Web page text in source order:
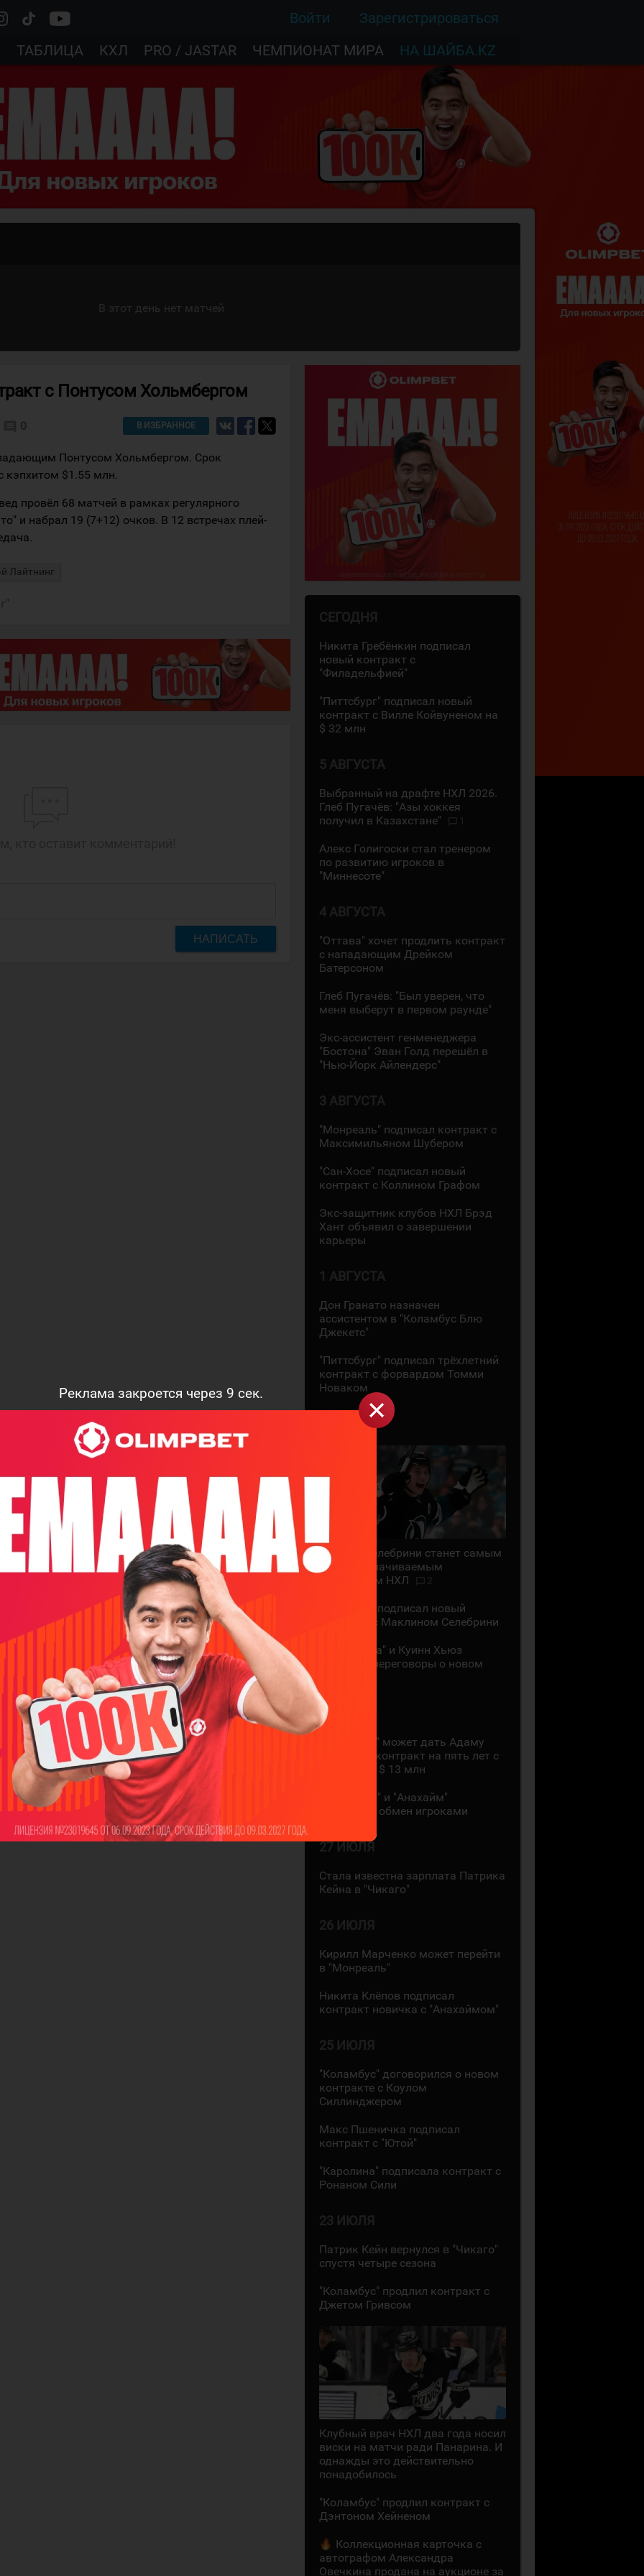
Реклама закроется через 8 сек.
Войти
Зарегистрироваться
ТАБЛИЦА КХЛ PRO / JASTAR ЧЕМПИОНАТ МИРА НА ШАЙБА.KZ
В этот день нет матчей
с Понтусом Хольмбергом
0 В ИЗБРАННОЕ
Понтусом Хольмбергом. Срок
кэпхитом $1.55 млн.
провёл 68 матчей в рамках регулярного
и набрал 19 (7+12) очков. В 12 встречах плей-
Лайтнинг
НАПИСАТЬ
СЕГОДНЯ
Никита Гребёнкин подписал
новый контракт с
"Филадельфией"
"Питтсбург" подписал новый
контракт с Вилле Койвуненом на
$ 32 млн
5 АВГУСТА
Выбранный на драфте НХЛ 2026.
Глеб Пугачёв: "Азы хоккея
получил в Казахстане"
Алекс Голигоски стал тренером
по развитию игроков в
"Миннесоте"
4 АВГУСТА
"Оттава" хочет продлить контракт
с нападающим Дрейком
Батерсоном
Глеб Пугачёв: "Был уверен, что
меня выберут в первом раунде"
Экс-ассистент генменеджера
"Бостона" Эван Голд перешёл в
"Нью-Йорк Айлендерс"
3 АВГУСТА
"Монреаль" подписал контракт с
Максимильяном Шубером
"Сан-Хосе" подписал новый
контракт с Коллином Графом
Экс-защитник клубов НХЛ Брэд
Хант объявил о завершении
карьеры
1 АВГУСТА
Дон Гранато назначен
ассистентом в "Коламбус Блю
Джекетс"
"Питтсбург" подписал трёхлетний
контракт с форвардом Томми
Новаком
29 ИЮЛЯ
Маклин Селебрини станет самым
высокооплачиваемым
хоккеистом НХЛ
"Сан-Хосе" подписал новый
контракт с Маклином Селебрини
"Миннесота" и Куинн Хьюз
проведут переговоры о новом
28 ИЮЛЯ
"Коламбус" может дать Адаму
Фантилли контракт на пять лет с
зарплатой $ 13 млн
"Монреаль" и "Анахайм"
произвели обмен игроками
27 ИЮЛЯ
Стала известна зарплата Патрика
Кейна в "Чикаго"
26 ИЮЛЯ
Кирилл Марченко может перейти
в "Монреаль"
Никита Клёпов подписал
контракт новичка с "Анахаймом"
25 ИЮЛЯ
"Коламбус" договорился о новом
контракте с Коулом
Силлинджером
Макс Пшеничка подписал
контракт с "Ютой"
"Каролина" подписала контракт с
Ронаном Сили
23 ИЮЛЯ
Патрик Кейн вернулся в "Чикаго"
спустя четыре сезона
"Коламбус" продлил контракт с
Джетом Гривсом
Клубный врач НХЛ два года носил
виски на матчи ради Панарина. И
однажды это действительно
понадобилось
"Коламбус" продлил контракт с
Дэнтоном Хейненом
Коллекционная карточка с
автографом Александра
Овечкина продана на аукционе за